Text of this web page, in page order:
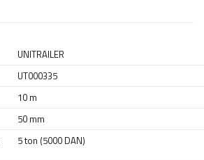
UNITRAILER
UT000335
10 m
50 mm
5 ton (5000 DAN)